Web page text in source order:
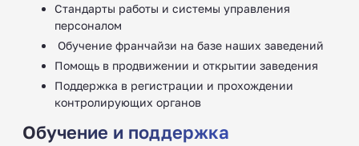
Стандарты работы и системы управления
персоналом
‍ Обучение франчайзи на базе наших заведений
Помощь в продвижении и открытии заведения
Поддержка в регистрации и прохождении
контролирующих органов
Обучение и поддержка